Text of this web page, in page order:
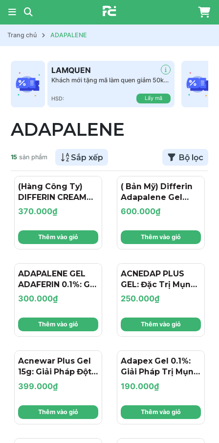
Trang chủ ADAPALENE
LAMQUEN
Khách mới tặng mã làm quen giảm 50k
HSD: Lấy mã
Mã giảm giá:
Ngày hết hạn:
ADAPALENE
15 sản phẩm Sắp xếp Bộ lọc
(Hàng Công Ty)
DIFFERIN CREAM
0.1%: Kem Đặc Trị
Mụn Chứa
Adapalene – Giảm
Mụn Viêm & Cải
Thiện Làn Da
370.000₫
Thêm vào giỏ
( Bản Mỹ) Differin
Adapalene Gel
0.1%: Giải Pháp Trị
Mụn Retinoid
Chuẩn Y Khoa Cho
Làn Da Sạch Mụn
600.000₫
Thêm vào giỏ
ADAPALENE GEL
ADAFERIN 0.1%: Gel
Đặc Trị Mụn Ẩn,
Làn Da Láng Mịn
300.000₫
Thêm vào giỏ
ACNEDAP PLUS
GEL: Đặc Trị Mụn
Trứng Cá Trung
Kháng Khuẩn,
Giảm Viêm & Tiêu
Cồi Mụn
250.000₫
Thêm vào giỏ
Acnewar Plus Gel
15g: Giải Pháp Đột
Phá Cho Mụn
Trứng Cá Và Mụn
Viêm sưng
399.000₫
Thêm vào giỏ
Adapex Gel 0.1%:
Giải Pháp Trị Mụn,
Kiềm Dầu & Tái
Tạo Da Chuyên
Sâu
190.000₫
Thêm vào giỏ